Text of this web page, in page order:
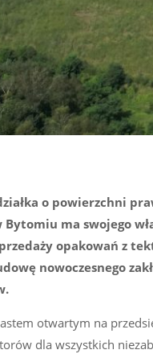
o powierzchni
ma swojego
opakowań z
nowoczesnego
otwartym na
dla wszystkich